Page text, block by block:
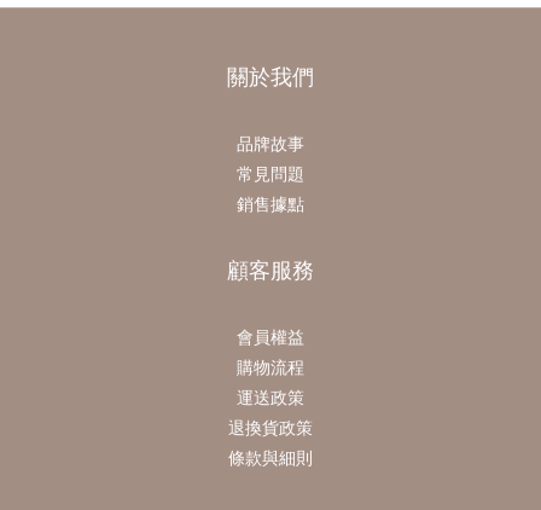
關於我們
品牌故事
常見問題
銷售據點
顧客服務
會員權益
購物流程
運送政策
退換貨政策
條款與細則